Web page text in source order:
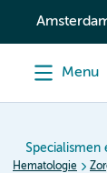
content
Menu
Specialismen
Hematologie